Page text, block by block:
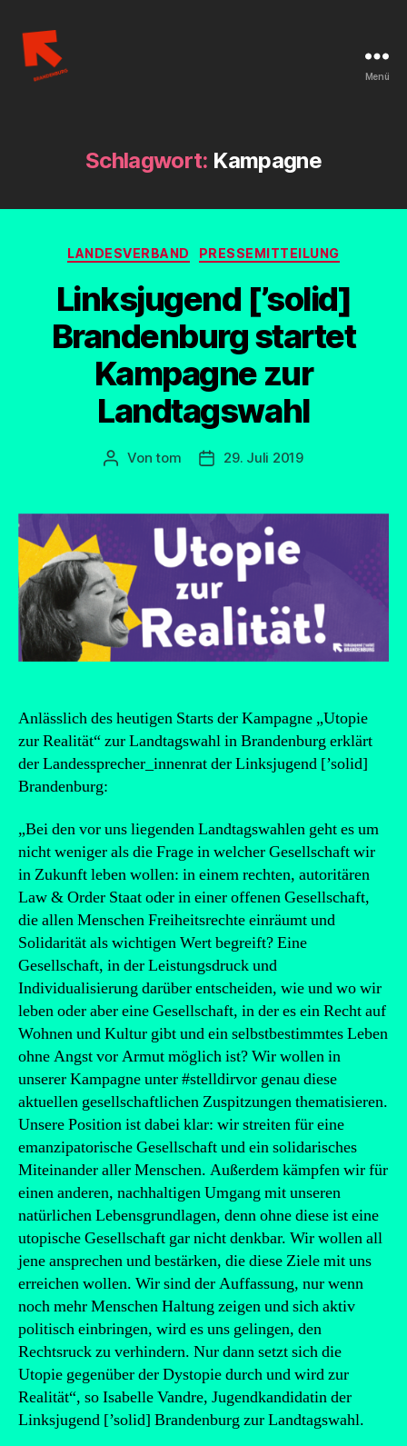
Menü
Schlagwort: Kampagne
Kategorien
LANDESVERBAND PRESSEMITTEILUNG
Linksjugend [’solid]
Brandenburg startet
Kampagne zur
Landtagswahl
Beitragsautor
Vontom Beitragsdatum
29. Juli 2019
Anlässlich des heutigen Starts der Kampagne „Utopie
zur Realität“ zur Landtagswahl in Brandenburg erklärt
der Landessprecher_innenrat der Linksjugend [’solid]
Brandenburg:
„Bei den vor uns liegenden Landtagswahlen geht es um
nicht weniger als die Frage in welcher Gesellschaft wir
in Zukunft leben wollen: in einem rechten, autoritären
Law & Order Staat oder in einer offenen Gesellschaft,
die allen Menschen Freiheitsrechte einräumt und
Solidarität als wichtigen Wert begreift? Eine
Gesellschaft, in der Leistungsdruck und
Individualisierung darüber entscheiden, wie und wo wir
leben oder aber eine Gesellschaft, in der es ein Recht auf
Wohnen und Kultur gibt und ein selbstbestimmtes Leben
ohne Angst vor Armut möglich ist? Wir wollen in
unserer Kampagne unter #stelldirvor genau diese
aktuellen gesellschaftlichen Zuspitzungen thematisieren.
Unsere Position ist dabei klar: wir streiten für eine
emanzipatorische Gesellschaft und ein solidarisches
Miteinander aller Menschen. Außerdem kämpfen wir für
einen anderen, nachhaltigen Umgang mit unseren
natürlichen Lebensgrundlagen, denn ohne diese ist eine
utopische Gesellschaft gar nicht denkbar. Wir wollen all
jene ansprechen und bestärken, die diese Ziele mit uns
erreichen wollen. Wir sind der Auffassung, nur wenn
noch mehr Menschen Haltung zeigen und sich aktiv
politisch einbringen, wird es uns gelingen, den
Rechtsruck zu verhindern. Nur dann setzt sich die
Utopie gegenüber der Dystopie durch und wird zur
Realität“, so Isabelle Vandre, Jugendkandidatin der
Linksjugend [’solid] Brandenburg zur Landtagswahl.